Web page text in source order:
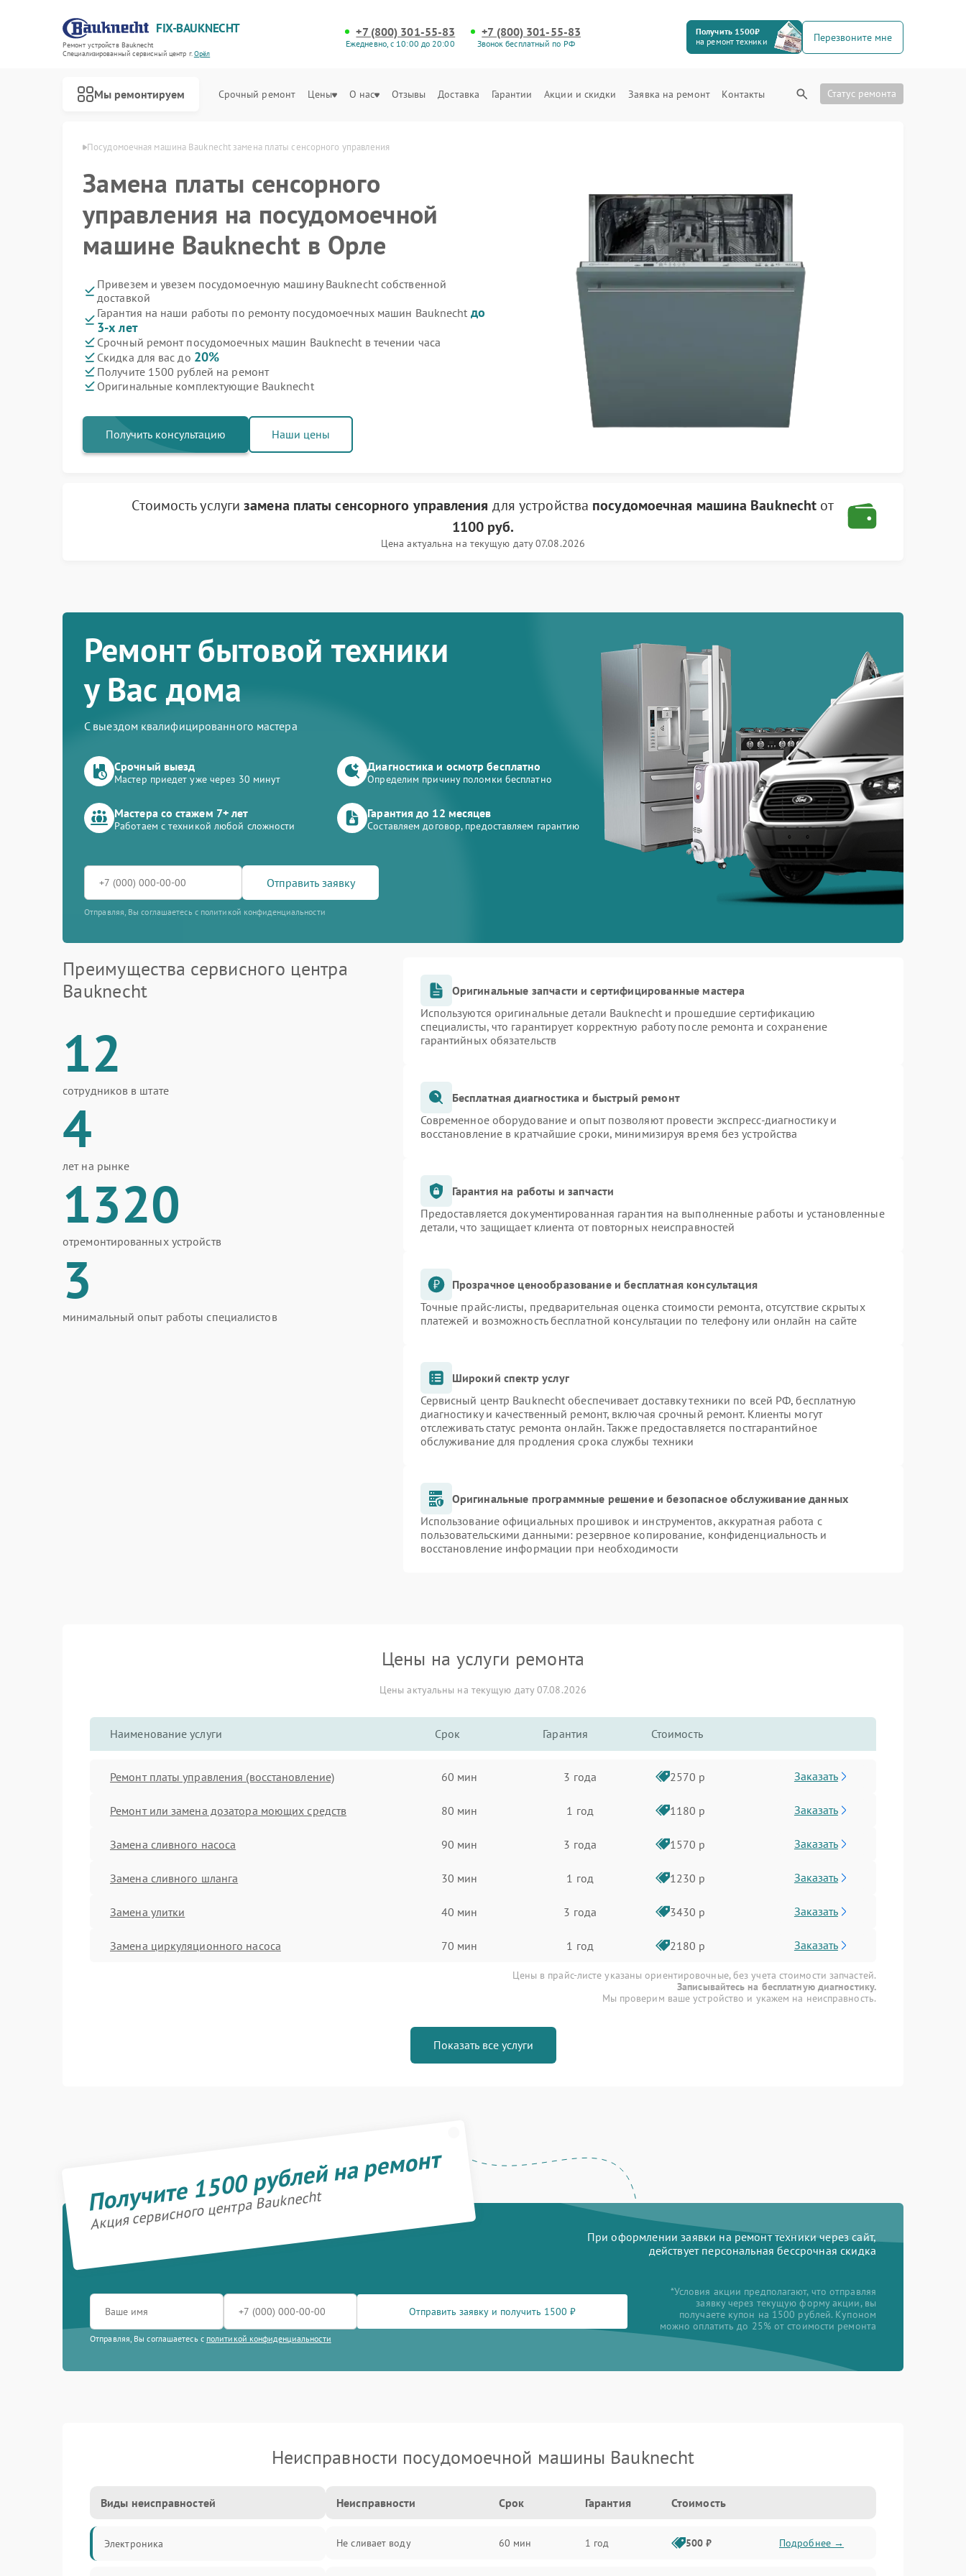
FIX-BAUKNECHT
Ремонт устройств Bauknecht
Специализированный cервисный центр г.Орёл
+7 (800) 301-55-83
Ежедневно, с 10:00 до 20:00
+7 (800) 301-55-83
Звонок бесплатный по РФ
Получить 1500₽
на ремонт техники
Перезвоните мне
Мы ремонтируем Срочный ремонт Цены О нас Отзывы Доставка Гарантии Акции и скидки Заявка на ремонт Контакты Статус ремонта
Bauknecht в Орле Посудомоечная машина Bauknecht замена платы сенсорного управления
Замена платы сенсорного
управления на посудомоечной
машине Bauknecht в Орле
Привезем и увезем посудомоечную машину Bauknecht собственной
доставкой
Гарантия на наши работы по ремонту посудомоечных машин Bauknecht до
3-х лет
Срочный ремонт посудомоечных машин Bauknecht в течении часа
Скидка для вас до 20%
Получите 1500 рублей на ремонт
Оригинальные комплектующие Bauknecht
Получить консультацию Наши цены
Стоимость услугизамена платы сенсорного управления для устройства посудомоечная машина Bauknecht от
1100 руб.
Цена актуальна на текущую дату 07.08.2026
Ремонт бытовой техники
у Вас дома
С выездом квалифицированного мастера
Срочный выезд
Мастер приедет уже через 30 минут
Диагностика и осмотр бесплатно
Определим причину поломки бесплатно
Мастера со стажем 7+ лет
Работаем с техникой любой сложности
Гарантия до 12 месяцев
Составляем договор, предоставляем гарантию
Отправить заявку
Отправляя, Вы соглашаетесь с политикой конфиденциальности
Преимущества сервисного центра
Bauknecht
12
сотрудников в штате
4
лет на рынке
1320
отремонтированных устройств
3
минимальный опыт работы специалистов
Оригинальные запчасти и сертифицированные мастера
Используются оригинальные детали Bauknecht и прошедшие сертификацию
специалисты, что гарантирует корректную работу после ремонта и сохранение
гарантийных обязательств
Бесплатная диагностика и быстрый ремонт
Современное оборудование и опыт позволяют провести экспресс-диагностику и
восстановление в кратчайшие сроки, минимизируя время без устройства
Гарантия на работы и запчасти
Предоставляется документированная гарантия на выполненные работы и установленные
детали, что защищает клиента от повторных неисправностей
Прозрачное ценообразование и бесплатная консультация
Точные прайс-листы, предварительная оценка стоимости ремонта, отсутствие скрытых
платежей и возможность бесплатной консультации по телефону или онлайн на сайте
Широкий спектр услуг
Сервисный центр Bauknecht обеспечивает доставку техники по всей РФ, бесплатную
диагностику и качественный ремонт, включая срочный ремонт. Клиенты могут
отслеживать статус ремонта онлайн. Также предоставляется постгарантийное
обслуживание для продления срока службы техники
Оригинальные программные решение и безопасное обслуживание данных
Использование официальных прошивок и инструментов, аккуратная работа с
пользовательскими данными: резервное копирование, конфиденциальность и
восстановление информации при необходимости
Цены на услуги ремонта
Цены актуальны на текущую дату 07.08.2026
Наименование услуги Срок Гарантия Стоимость
Ремонт платы управления (восстановление) 60 мин 3 года 2570 р Заказать
Ремонт или замена дозатора моющих средств 80 мин 1 год 1180 р Заказать
Замена сливного насоса 90 мин 3 года 1570 р Заказать
Замена сливного шланга 30 мин 1 год 1230 р Заказать
Замена улитки 40 мин 3 года 3430 р Заказать
Замена циркуляционного насоса 70 мин 1 год 2180 р Заказать
Цены в прайс-листе указаны ориентировочные, без учета стоимости запчастей.
Записывайтесь на бесплатную диагностику.
Мы проверим ваше устройство и укажем на неисправность.
Показать все услуги
Получите 1500 рублей на ремонт
Акция сервисного центра Bauknecht
При оформлении заявки на ремонт техники через сайт,
действует персональная бессрочная скидка
Отправить заявку и получить 1500 ₽
Отправляя, Вы соглашаетесь с политикой конфиденциальности
*Условия акции предполагают, что отправляя
заявку через текущую форму акции, вы
получаете купон на 1500 рублей. Купоном
можно оплатить до 25% от стоимости ремонта
Неисправности посудомоечной машины Bauknecht
Виды неисправностей
Электроника
Неисправности Срок Гарантия Стоимость
Не сливает воду 60 мин 1 год 500 ₽ Подробнее →